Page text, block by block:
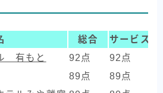
総合 サービス
有もと
92点 92点
89点 89点